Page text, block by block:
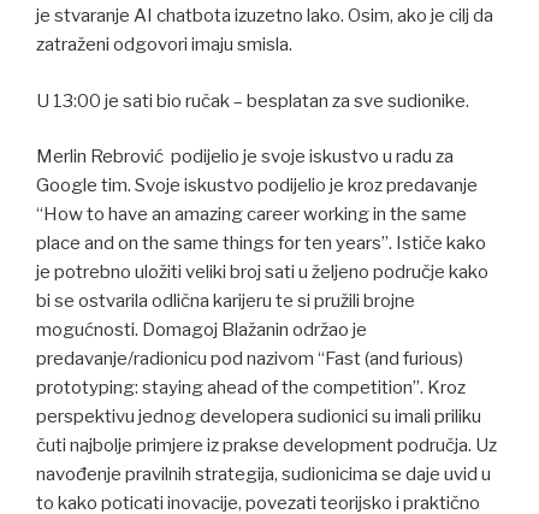
je stvaranje AI chatbota izuzetno lako. Osim, ako je cilj da
zatraženi odgovori imaju smisla.
U 13:00 je sati bio ručak – besplatan za sve sudionike.
Merlin Rebrović podijelio je svoje iskustvo u radu za
Google tim. Svoje iskustvo podijelio je kroz predavanje
“How to have an amazing career working in the same
place and on the same things for ten years”. Ističe kako
je potrebno uložiti veliki broj sati u željeno područje kako
bi se ostvarila odlična karijeru te si pružili brojne
mogućnosti. Domagoj Blažanin održao je
predavanje/radionicu pod nazivom “Fast (and furious)
prototyping: staying ahead of the competition”. Kroz
perspektivu jednog developera sudionici su imali priliku
čuti najbolje primjere iz prakse development područja. Uz
navođenje pravilnih strategija, sudionicima se daje uvid u
to kako poticati inovacije, povezati teorijsko i praktično